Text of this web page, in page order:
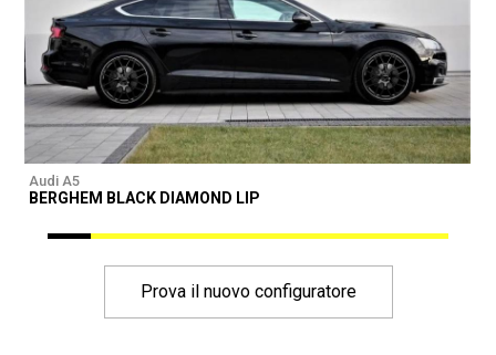
Audi A5
BERGHEM BLACK DIAMOND LIP
Prova il nuovo configuratore